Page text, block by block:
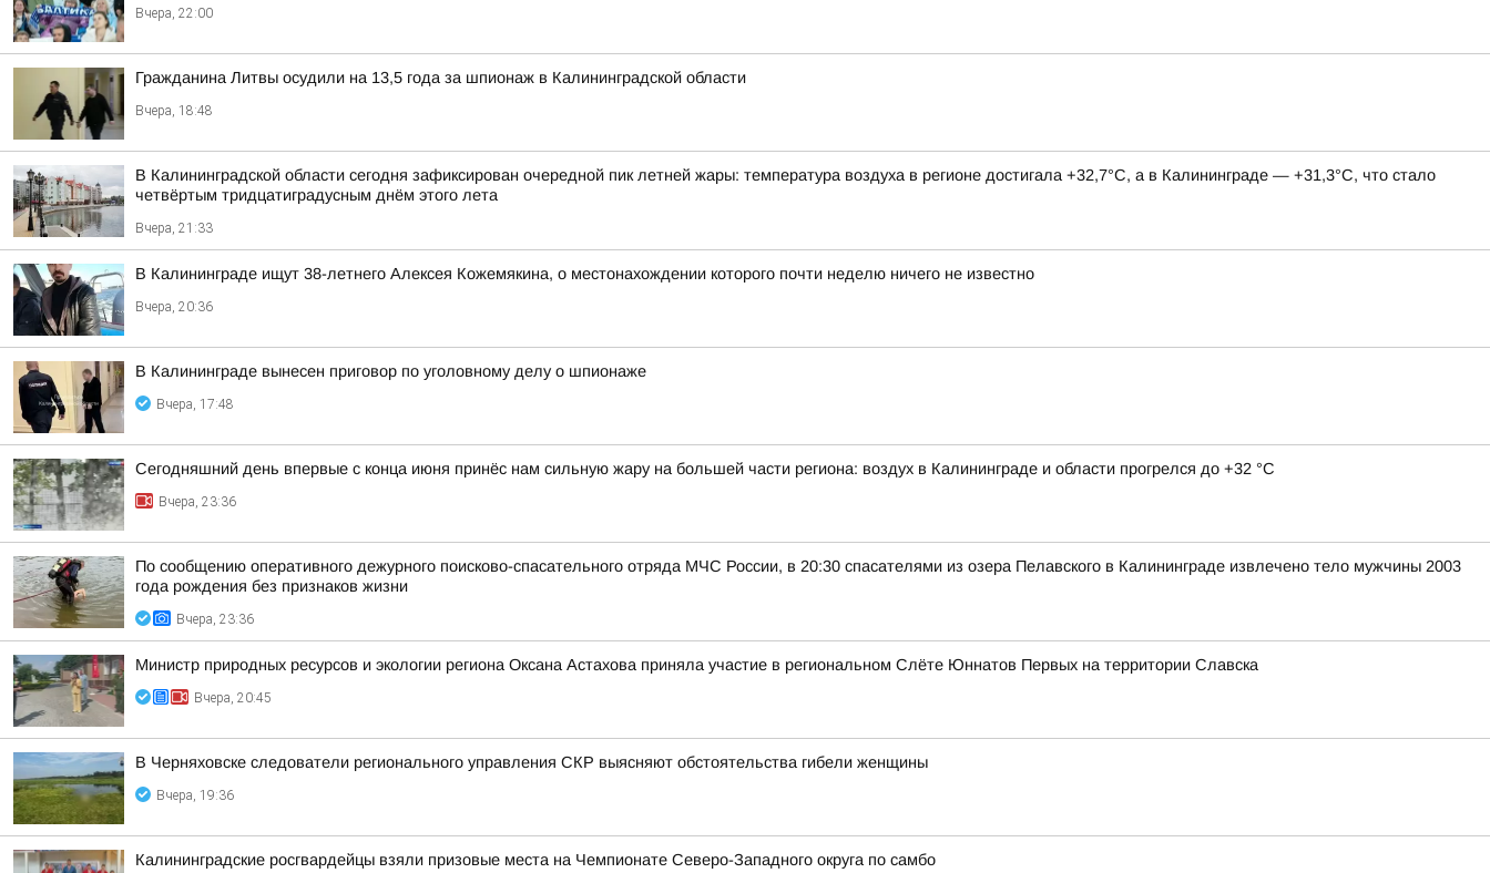
Вчера, 22:00
Гражданина Литвы осудили на 13,5 года за шпионаж в Калининградской области
Вчера, 18:48
В Калининградской области сегодня зафиксирован очередной пик летней жары: температура воздуха в регионе достигала +32,7°С, а в Калининграде — +31,3°С, что стало
четвёртым тридцатиградусным днём этого лета
Вчера, 21:33
В Калининграде ищут 38-летнего Алексея Кожемякина, о местонахождении которого почти неделю ничего не известно
Вчера, 20:36
В Калининграде вынесен приговор по уголовному делу о шпионаже
Вчера, 17:48
Сегодняшний день впервые с конца июня принёс нам сильную жару на большей части региона: воздух в Калининграде и области прогрелся до +32 °С
Вчера, 23:36
По сообщению оперативного дежурного поисково-спасательного отряда МЧС России, в 20:30 спасателями из озера Пелавского в Калининграде извлечено тело мужчины 2003
года рождения без признаков жизни
Вчера, 23:36
Министр природных ресурсов и экологии региона Оксана Астахова приняла участие в региональном Слёте Юннатов Первых на территории Славска
Вчера, 20:45
В Черняховске следователи регионального управления СКР выясняют обстоятельства гибели женщины
Вчера, 19:36
Калининградские росгвардейцы взяли призовые места на Чемпионате Северо-Западного округа по самбо